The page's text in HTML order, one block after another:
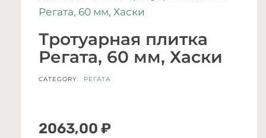
Регата, 60 мм, Хаски
Тротуарная плитка
Регата, 60 мм, Хаски
CATEGORY: РЕГАТА
2063,00 ₽